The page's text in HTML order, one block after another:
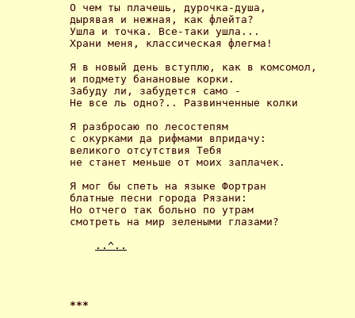
О чем ты плачешь, дурочка-душа,
дырявая и нежная, как флейта?
Ушла и точка. Все-таки ушла...
Храни меня, классическая флегма!
Я в новый день вступлю, как в комсомол,
и подмету банановые корки.
Забуду ли, забудется само -
Не все ль одно?.. Развинченные колки
Я разбросаю по лесостепям
с окурками да рифмами впридачу:
великого отсутствия Тебя
не станет меньше от моих заплачек.
Я мог бы спеть на языке Фортран
блатные песни города Рязани:
Но отчего так больно по утрам
смотреть на мир зелеными глазами?
..^..
***